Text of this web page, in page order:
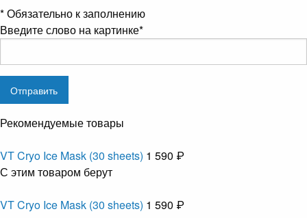
*Обязательно к заполнению
Введите слово на картинке*
Рекомендуемые товары
VT Cryo Ice Mask (30 sheets) 1 590 ₽
С этим товаром берут
VT Cryo Ice Mask (30 sheets) 1 590 ₽